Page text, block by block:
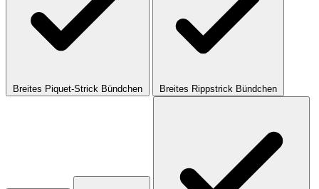
Breites Piquet-Strick Bündchen Breites Rippstrick Bündchen